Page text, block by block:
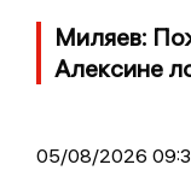
Миляев:
Алексине
05/08/2026